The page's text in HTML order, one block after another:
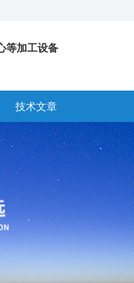
等加工设备
技术文章